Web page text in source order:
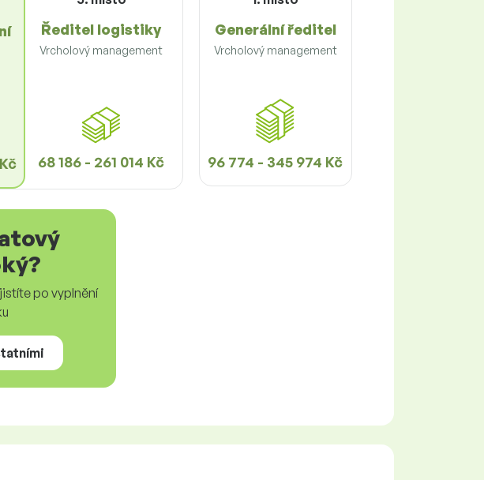
Ředitel logistiky
Vrcholový management
68 186 - 261 014 Kč
Generální ředitel
Vrcholový management
96 774 - 345 974 Kč
po vyplnění